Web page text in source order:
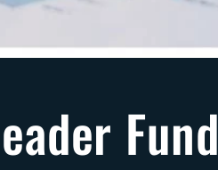
Fund